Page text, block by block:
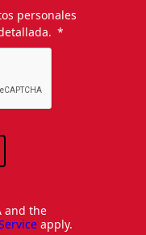
personales
and the
apply.